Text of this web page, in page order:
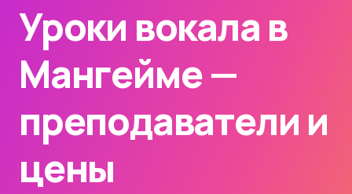
Уроки вокала в
Мангейме —
преподаватели и
цены